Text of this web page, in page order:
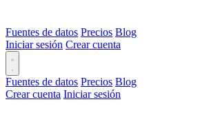
Fuentes de datos Precios Blog
Iniciar sesión Crear cuenta
Fuentes de datos Precios Blog
Crear cuenta Iniciar sesión